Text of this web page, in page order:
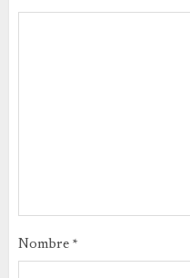
Nombre *